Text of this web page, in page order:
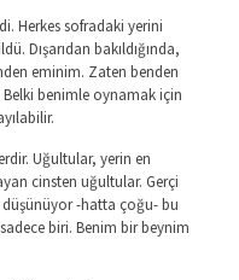
Herkes sofradaki yerini
Dışarıdan bakıldığında,
eminim. Zaten benden
benimle oynamak için
Uğultular, yerin en
cinsten uğultular. Gerçi
-hatta çoğu- bu
biri. Benim bir beynim